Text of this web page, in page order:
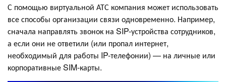
С помощью виртуальной АТС компания может использовать
все способы организации связи одновременно. Например,
сначала направлять звонок на SIP-устройства сотрудников,
а если они не ответили (или пропал интернет,
необходимый для работы IP-телефонии) — на личные или
корпоративные SIM-карты.